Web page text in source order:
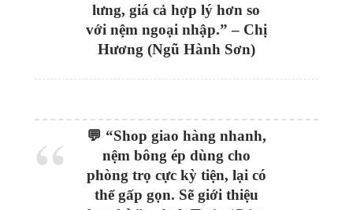
lưng, giá cả hợp lý hơn so
với nệm ngoại nhập.” – Chị
Hương (Ngũ Hành Sơn)
💬 “Shop giao hàng nhanh,
nệm bông ép dùng cho
phòng trọ cực kỳ tiện, lại có
thể gấp gọn. Sẽ giới thiệu